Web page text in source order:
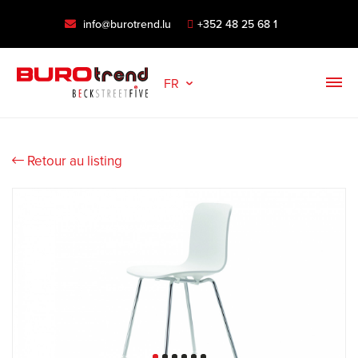
info@burotrend.lu +352 48 25 68 1
FR
Retour au listing